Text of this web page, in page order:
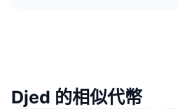
Djed 的相似代幣